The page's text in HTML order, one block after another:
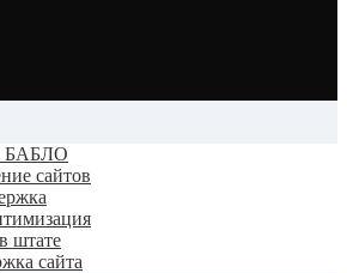
сайтов
штате
сайта